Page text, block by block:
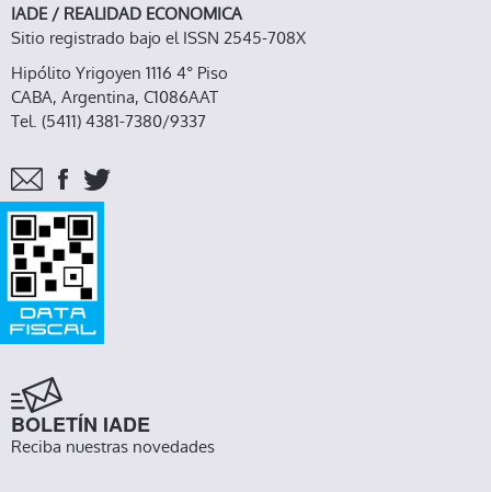
IADE / REALIDAD ECONOMICA
Sitio registrado bajo el ISSN 2545-708X
Hipólito Yrigoyen 1116 4° Piso
CABA, Argentina, C1086AAT
Tel. (5411) 4381-7380/9337
BOLETÍN IADE
Reciba nuestras novedades